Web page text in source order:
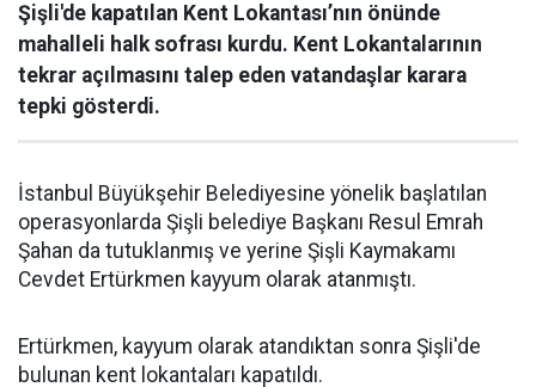
Şişli'de kapatılan Kent Lokantası’nın önünde
mahalleli halk sofrası kurdu. Kent Lokantalarının
tekrar açılmasını talep eden vatandaşlar karara
tepki gösterdi.
İstanbul Büyükşehir Belediyesine yönelik başlatılan
operasyonlarda Şişli belediye Başkanı Resul Emrah
Şahan da tutuklanmış ve yerine Şişli Kaymakamı
Cevdet Ertürkmen kayyum olarak atanmıştı.
Ertürkmen, kayyum olarak atandıktan sonra Şişli'de
bulunan kent lokantaları kapatıldı.